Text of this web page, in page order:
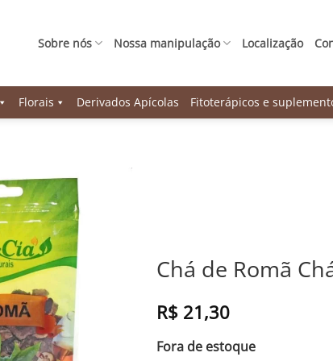
Sobre nós Nossa manipulação Localização
Florais Derivados Apícolas Fitoterápicos e
Chá de Romã
R$ 21,30
Fora de estoque